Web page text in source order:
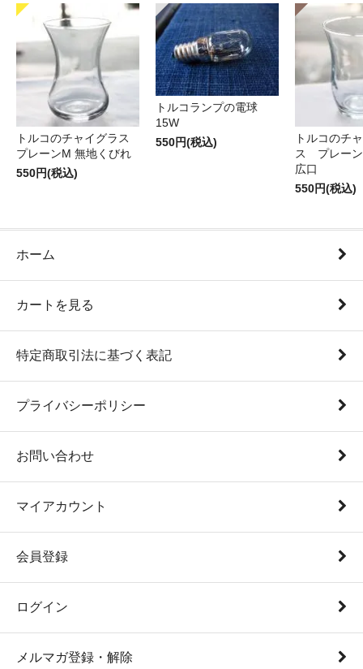
トルコのチャイグラス
プレーンM 無地くびれ
550円(税込)
トルコランプの電球
15W
550円(税込)
トルコのチ
ス プレー
広口
550円(税込)
ホーム
カートを見る
特定商取引法に基づく表記
プライバシーポリシー
お問い合わせ
マイアカウント
会員登録
ログイン
メルマガ登録・解除